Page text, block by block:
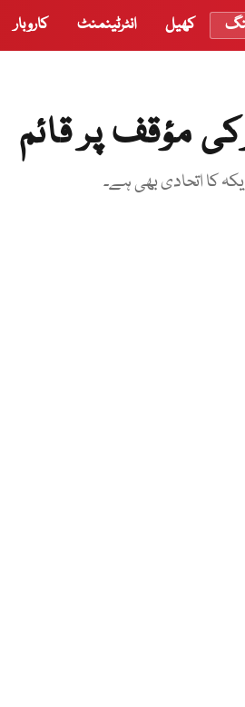
کھیل انٹرٹینمنٹ کاروبار
مؤقف پر قائم